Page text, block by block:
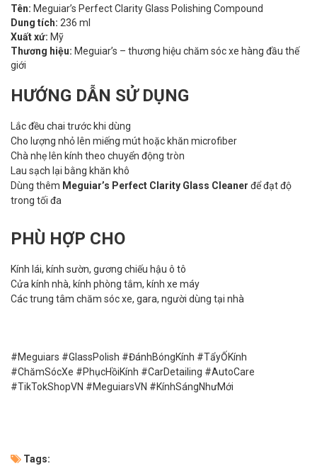
Tên: Meguiar’s Perfect Clarity Glass Polishing Compound
Dung tích: 236 ml
Xuất xứ: Mỹ
Thương hiệu: Meguiar’s – thương hiệu chăm sóc xe hàng đầu thế
giới
HƯỚNG DẪN SỬ DỤNG
Lắc đều chai trước khi dùng
Cho lượng nhỏ lên miếng mút hoặc khăn microfiber
Chà nhẹ lên kính theo chuyển động tròn
Lau sạch lại bằng khăn khô
Dùng thêm Meguiar’s Perfect Clarity Glass Cleaner để đạt độ
trong tối đa
PHÙ HỢP CHO
Kính lái, kính sườn, gương chiếu hậu ô tô
Cửa kính nhà, kính phòng tắm, kính xe máy
Các trung tâm chăm sóc xe, gara, người dùng tại nhà
#Meguiars #GlassPolish #ĐánhBóngKính #TẩyỐKính
#ChămSócXe #PhụcHồiKính #CarDetailing #AutoCare
#TikTokShopVN #MeguiarsVN #KínhSángNhưMới
Tags: